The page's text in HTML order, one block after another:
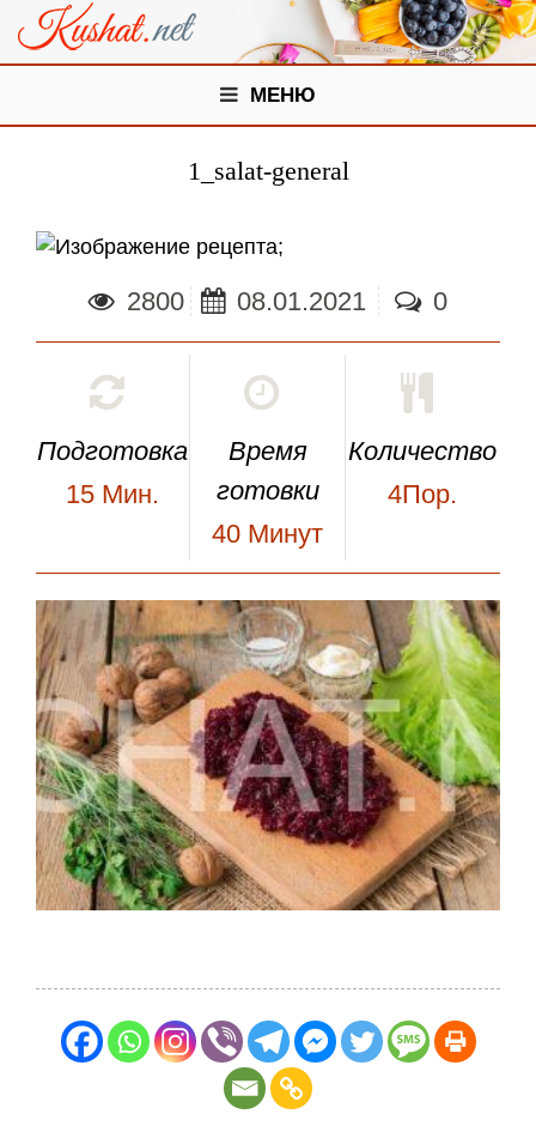
МЕНЮ
1_salat-general
;
2800 08.01.2021 0
Подготовка
15 Мин.
Время
готовки
40 Минут
Количество
4Пор.